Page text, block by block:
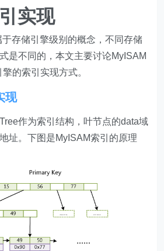
实现
存储引擎级别的概念，不同存储
是不同的，本文主要讨论MyISAM
的索引实现方式。
现
作为索引结构，叶节点的data域
址。下图是MyISAM索引的原理